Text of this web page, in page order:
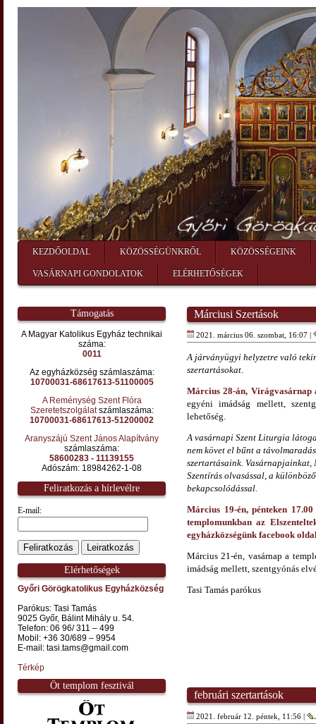
KEZDŐOLDAL KÖZÖSSÉGÜNKRŐL KÖZÖSSÉGEINK
VASÁRNAPI GONDOLATOK ELÉRHETŐSÉGEK
Támogatás
A Magyar Katolikus Egyház technikai
száma:
0011
Az egyházközség számlaszáma:
10700031-68617613-51100005
A Reménység Szent Flóra
Szeretetszolgálatszámlaszáma:
10700031-68617613-51200002
Aranyszájú Szent János Alapítvány
számlaszáma:
58600283 - 11139155
Adószám: 18984262-1-08
Feliratkozás a hírlevélre
E-mail:
Elérhetőségek
Győri Görögkatolikus Egyházközség
Parókus: Tasi Tamás
9025 Győr, Bálint Mihály u. 54.
Telefon: 06 96/ 311 – 499
Mobil: +36 30/689 – 9954
E-mail: tasi.tams@gmail.com
Térkép
Öt templom fesztivál
Márciusi Szertások
2021. március 06. szombat, 16:07 |
A járványügyi helyzetre való
szertartásokat.
Március 28-án, Virágvasárnap
egyéni imádság mellett,
lehetőség.
A vasárnapi Szent Liturgia
nem követ el bűnt a
szertartásaink.
Szentírás olvasással, a
bekapcsolódással.
Március 19-én, pénteken
templomunkban az
egyházközségünk facebook
Március 21-én, vasárnap a
imádság mellett, szentgyónás
Tasi Tamás parókus
februári szertartások
2021. február 12. péntek, 11:56 |